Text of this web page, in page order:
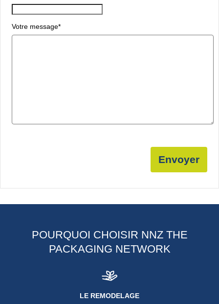
Votre message*
Envoyer
POURQUOI CHOISIR NNZ THE
PACKAGING NETWORK
LE REMODELAGE